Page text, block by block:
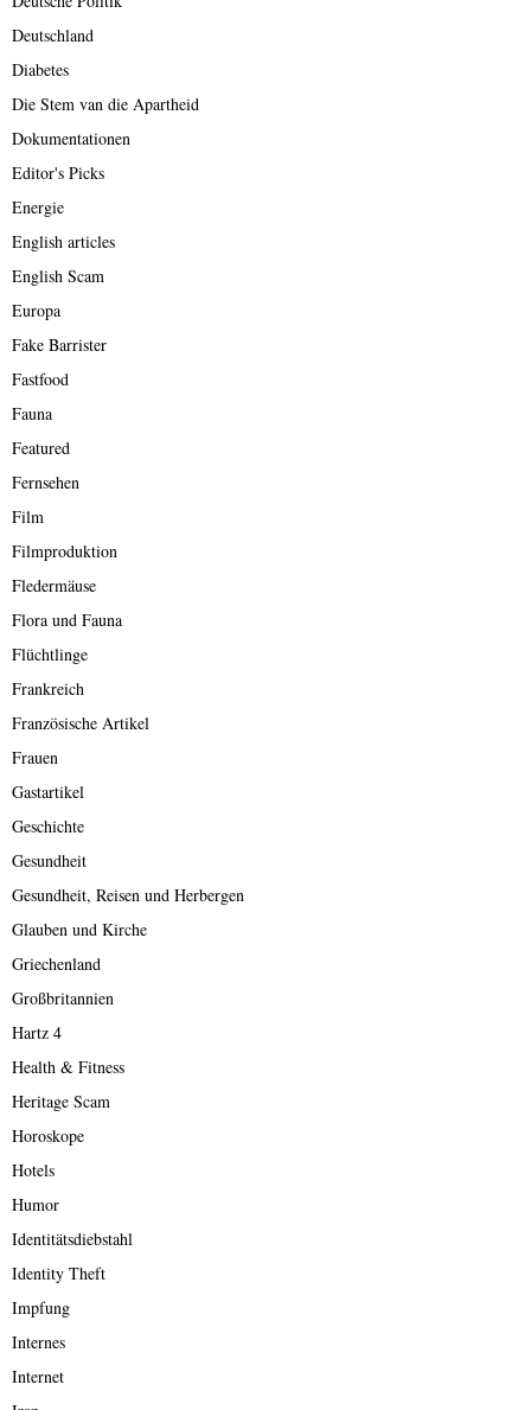
Deutschland
Diabetes
Die Stem van die Apartheid
Dokumentationen
Editor's Picks
Energie
English articles
English Scam
Europa
Fake Barrister
Fastfood
Fauna
Featured
Fernsehen
Film
Filmproduktion
Fledermäuse
Flora und Fauna
Flüchtlinge
Frankreich
Französische Artikel
Frauen
Gastartikel
Geschichte
Gesundheit
Gesundheit, Reisen und Herbergen
Glauben und Kirche
Griechenland
Großbritannien
Hartz 4
Health & Fitness
Heritage Scam
Horoskope
Hotels
Humor
Identitätsdiebstahl
Identity Theft
Impfung
Internes
Internet